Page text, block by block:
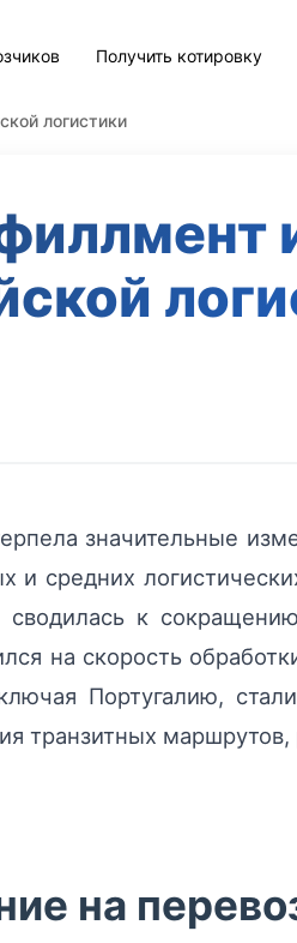
Получить котировку
логистики
значительные
средних
к
на скорость
Португалию,
транзитных
на